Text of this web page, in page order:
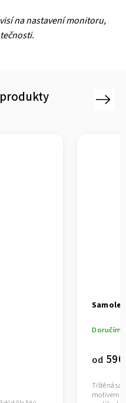
na nastavení monitoru,
od
Tištěná
motivem
Next